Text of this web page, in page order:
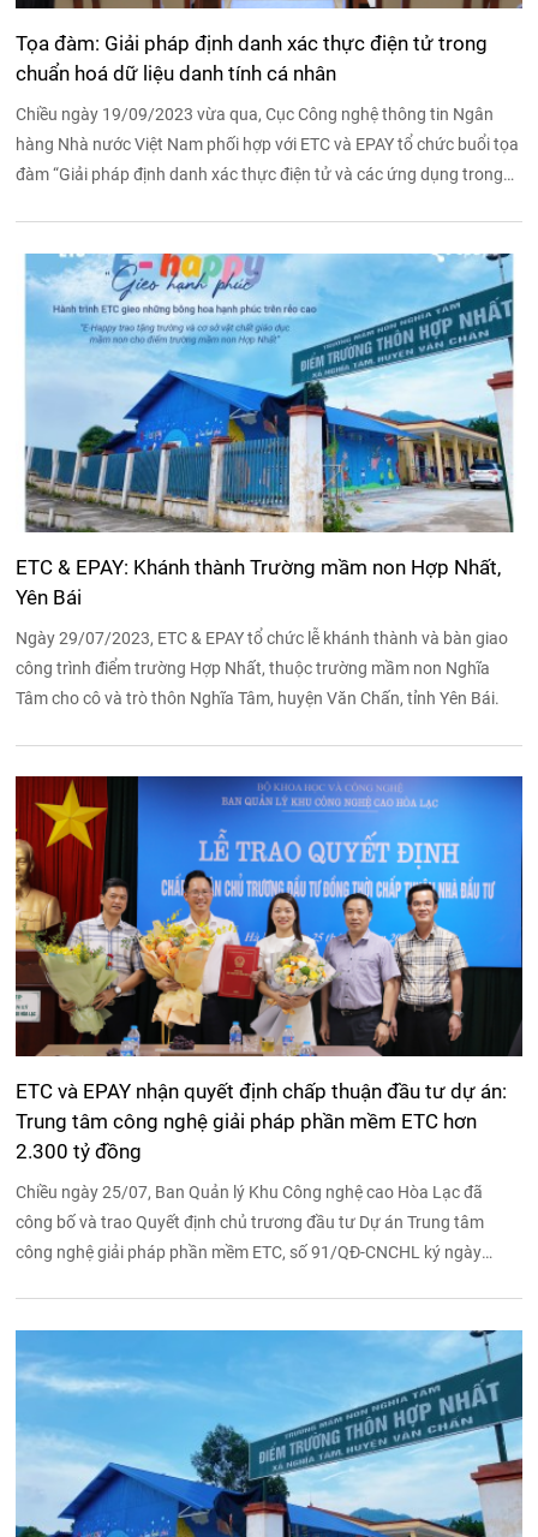
Tọa đàm: Giải pháp định danh xác thực điện tử trong
chuẩn hoá dữ liệu danh tính cá nhân
Chiều ngày 19/09/2023 vừa qua, Cục Công nghệ thông tin Ngân
hàng Nhà nước Việt Nam phối hợp với ETC và EPAY tổ chức buổi tọa
đàm “Giải pháp định danh xác thực điện tử và các ứng dụng trong
của hệ thống Cơ sở dữ liệu quốc gia về dân cư - Đề án 06.
ETC & EPAY: Khánh thành Trường mầm non Hợp Nhất,
Yên Bái
Ngày 29/07/2023, ETC & EPAY tổ chức lễ khánh thành và bàn giao
công trình điểm trường Hợp Nhất, thuộc trường mầm non Nghĩa
Tâm cho cô và trò thôn Nghĩa Tâm, huyện Văn Chấn, tỉnh Yên Bái.
ETC và EPAY nhận quyết định chấp thuận đầu tư dự án:
Trung tâm công nghệ giải pháp phần mềm ETC hơn
2.300 tỷ đồng
Chiều ngày 25/07, Ban Quản lý Khu Công nghệ cao Hòa Lạc đã
công bố và trao Quyết định chủ trương đầu tư Dự án Trung tâm
công nghệ giải pháp phần mềm ETC, số 91/QĐ-CNCHL ký ngày